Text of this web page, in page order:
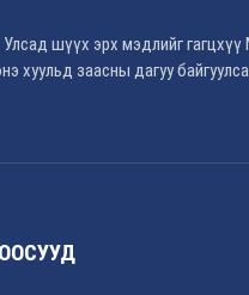
шүүх эрх мэдлийг
хуульд заасны дагуу